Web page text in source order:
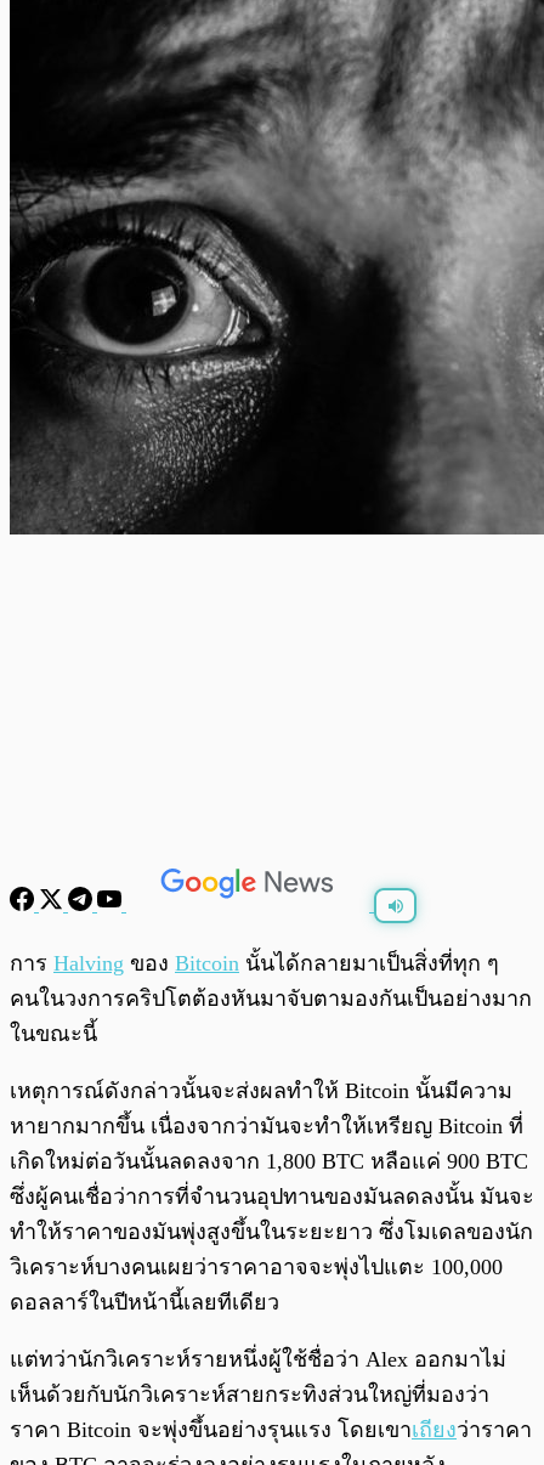
0:00 /
การ Halving ของ Bitcoin นั้นได้กลายมาเป็นสิ่งที่ทุก ๆ
คนในวงการคริปโตต้องหันมาจับตามองกันเป็นอย่างมาก
ในขณะนี้
เหตุการณ์ดังกล่าวนั้นจะส่งผลทำให้ Bitcoin นั้นมีความ
หายากมากขึ้น เนื่องจากว่ามันจะทำให้เหรียญ Bitcoin ที่
เกิดใหม่ต่อวันนั้นลดลงจาก 1,800 BTC หลือแค่ 900 BTC
ซึ่งผู้คนเชื่อว่าการที่จำนวนอุปทานของมันลดลงนั้น มันจะ
ทำให้ราคาของมันพุ่งสูงขึ้นในระยะยาว ซึ่งโมเดลของนัก
วิเคราะห์บางคนเผยว่าราคาอาจจะพุ่งไปแตะ 100,000
ดอลลาร์ในปีหน้านี้เลยทีเดียว
แต่ทว่านักวิเคราะห์รายหนึ่งผู้ใช้ชื่อว่า Alex ออกมาไม่
เห็นด้วยกับนักวิเคราะห์สายกระทิงส่วนใหญ่ที่มองว่า
ราคา Bitcoin จะพุ่งขึ้นอย่างรุนแรง โดยเขาเถียงว่าราคา